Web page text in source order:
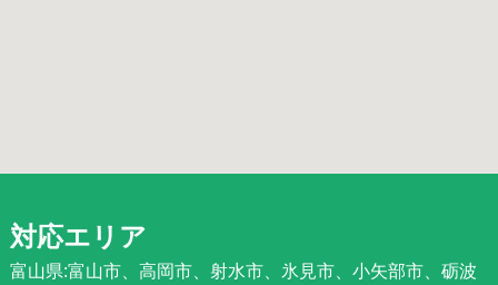
対応エリア
富山県:富山市、高岡市、射水市、氷見市、小矢部市、砺波